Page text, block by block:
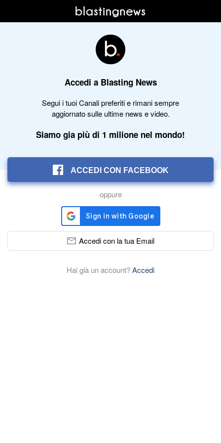
Accedi a Blasting News
Segui i tuoi Canali preferiti e rimani sempre
aggiornato sulle ultime news e video.
Siamo gia più di 1 milione nel mondo!
ACCEDI CON FACEBOOK
oppure
Accedi con la tua Email
Hai già un account?Accedi